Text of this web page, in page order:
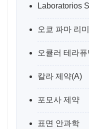
Laboratorios
오쿄 파마 리
오큘러 테라
칼라 제약(A)
포모사 제약
표면 안과학